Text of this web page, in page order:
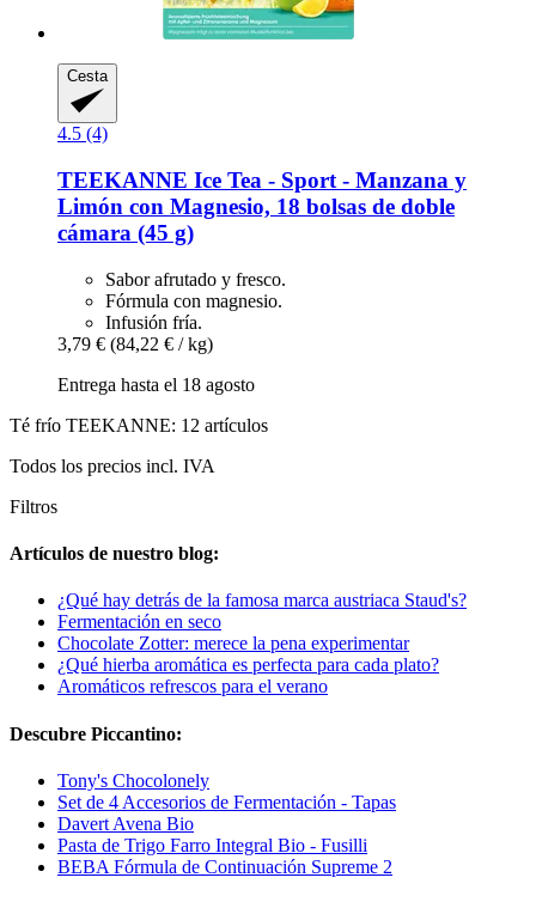
Cesta
4.5 (4)
TEEKANNE Ice Tea -​ Sport -​ Manzana y
Limón con Magnesio, 18 bolsas de doble
cámara (45 g)
Sabor afrutado y fresco.
Fórmula con magnesio.
Infusión fría.
3,79 € (84,22 € / kg)
Entrega hasta el 18 agosto
Té frío TEEKANNE: 12 artículos
Todos los precios incl. IVA
Filtros
Artículos de nuestro blog:
¿Qué hay detrás de la famosa marca austriaca Staud's?
Fermentación en seco
Chocolate Zotter: merece la pena experimentar
¿Qué hierba aromática es perfecta para cada plato?
Aromáticos refrescos para el verano
Descubre Piccantino:
Tony's Chocolonely
Set de 4 Accesorios de Fermentación - Tapas
Davert Avena Bio
Pasta de Trigo Farro Integral Bio - Fusilli
BEBA Fórmula de Continuación Supreme 2